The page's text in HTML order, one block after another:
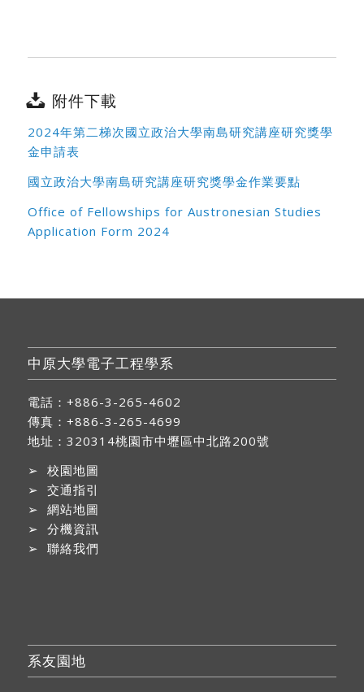
附件下載
2024年第二梯次國立政治大學南島研究講座研究獎學
金申請表
國立政治大學南島研究講座研究獎學金作業要點
Office of Fellowships for Austronesian Studies
Application Form 2024
中原大學電子工程學系
電話：+886-3-265-4602
傳真：+886-3-265-4699
地址： 320314桃園市中壢區中北路200號
➢ 校園地圖
➢ 交通指引
➢ 網站地圖
➢ 分機資訊
➢ 聯絡我們
系友園地